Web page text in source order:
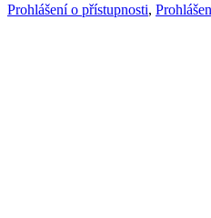
Prohlášení o přístupnosti,